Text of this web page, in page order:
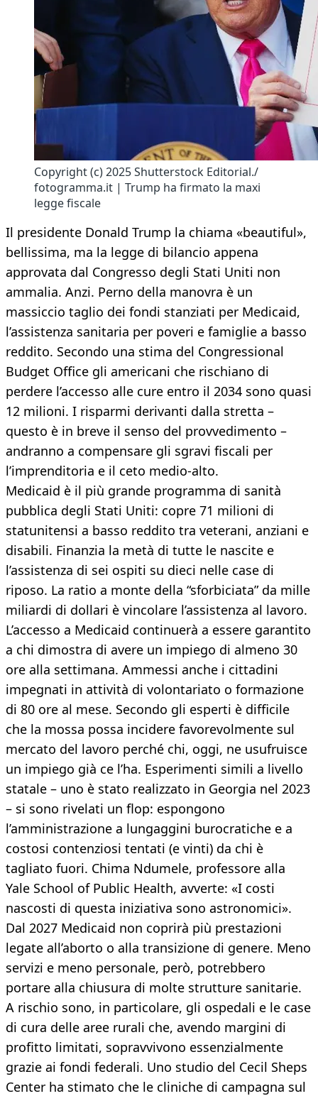
Copyright (c) 2025 Shutterstock Editorial./
fotogramma.it | Trump ha firmato la maxi
legge fiscale
Il presidente Donald Trump la chiama «beautiful»,
bellissima, ma la legge di bilancio appena
approvata dal Congresso degli Stati Uniti non
ammalia. Anzi. Perno della manovra è un
massiccio taglio dei fondi stanziati per Medicaid,
l’assistenza sanitaria per poveri e famiglie a basso
reddito. Secondo una stima del Congressional
Budget Office gli americani che rischiano di
perdere l’accesso alle cure entro il 2034 sono quasi
12 milioni. I risparmi derivanti dalla stretta –
questo è in breve il senso del provvedimento –
andranno a compensare gli sgravi fiscali per
l’imprenditoria e il ceto medio-alto.
Medicaid è il più grande programma di sanità
pubblica degli Stati Uniti: copre 71 milioni di
statunitensi a basso reddito tra veterani, anziani e
disabili. Finanzia la metà di tutte le nascite e
l’assistenza di sei ospiti su dieci nelle case di
riposo. La ratio a monte della “sforbiciata” da mille
miliardi di dollari è vincolare l’assistenza al lavoro.
L’accesso a Medicaid continuerà a essere garantito
a chi dimostra di avere un impiego di almeno 30
ore alla settimana. Ammessi anche i cittadini
impegnati in attività di volontariato o formazione
di 80 ore al mese. Secondo gli esperti è difficile
che la mossa possa incidere favorevolmente sul
mercato del lavoro perché chi, oggi, ne usufruisce
un impiego già ce l’ha. Esperimenti simili a livello
statale – uno è stato realizzato in Georgia nel 2023
– si sono rivelati un flop: espongono
l’amministrazione a lungaggini burocratiche e a
costosi contenziosi tentati (e vinti) da chi è
tagliato fuori. Chima Ndumele, professore alla
Yale School of Public Health, avverte: «I costi
nascosti di questa iniziativa sono astronomici».
Dal 2027 Medicaid non coprirà più prestazioni
legate all’aborto o alla transizione di genere. Meno
servizi e meno personale, però, potrebbero
portare alla chiusura di molte strutture sanitarie.
A rischio sono, in particolare, gli ospedali e le case
di cura delle aree rurali che, avendo margini di
profitto limitati, sopravvivono essenzialmente
grazie ai fondi federali. Uno studio del Cecil Sheps
Center ha stimato che le cliniche di campagna sul